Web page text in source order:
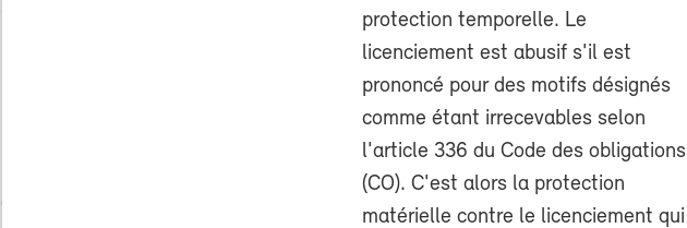
protection temporelle. Le
licenciement est abusif s'il est
prononcé pour des motifs désignés
comme étant irrecevables selon
l'article 336 du Code des obligations
(CO). C'est alors la protection
matérielle contre le licenciement qui